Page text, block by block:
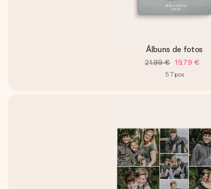
Álbuns de fotos
21,99 € 19,79 €
5 Tipos